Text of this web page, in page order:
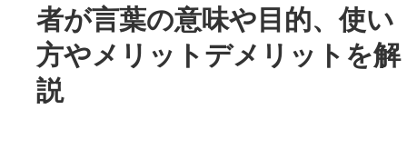
者が言葉の意味や目的、使い
方やメリットデメリットを解
説